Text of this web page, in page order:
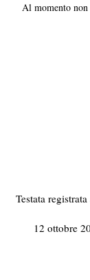
Al momento
Testata
12 ottobre